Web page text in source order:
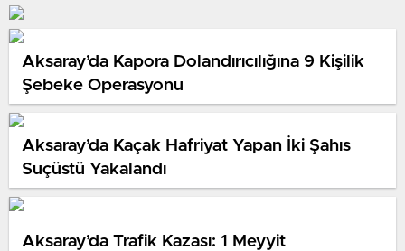
Aksaray’da Kapora Dolandırıcılığına 9 Kişilik
Şebeke Operasyonu
Aksaray’da Kaçak Hafriyat Yapan İki Şahıs
Suçüstü Yakalandı
Aksaray’da Trafik Kazası: 1 Meyyit